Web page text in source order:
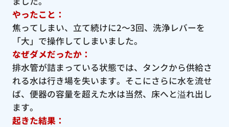
やったこと：
焦ってしまい、立て続けに2〜3回、洗浄レバーを
「大」で操作してしまいました。
なぜダメだったか：
排水管が詰まっている状態では、タンクから供給さ
れる水は行き場を失います。そこにさらに水を流せ
ば、便器の容量を超えた水は当然、床へと溢れ出し
ます。
起きた結果：